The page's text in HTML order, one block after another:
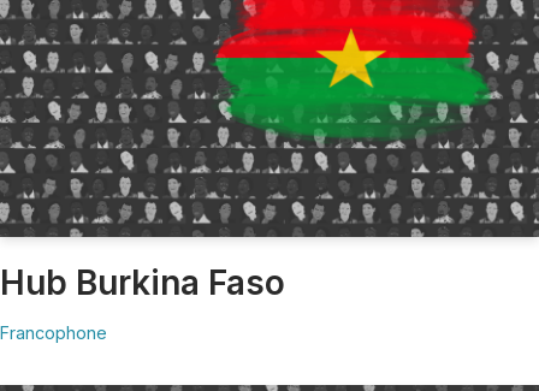
Hub Burkina Faso
Francophone